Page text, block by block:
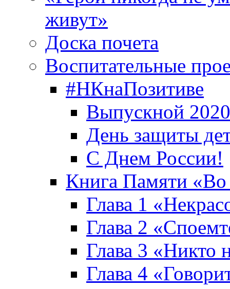
живут»
Доска почета
Воспитательные
#НКнаПозитиве
Выпускной
День защиты
С Днем России!
Книга Памяти
Глава 1
Глава 2
Глава 3 «Никто
Глава 4